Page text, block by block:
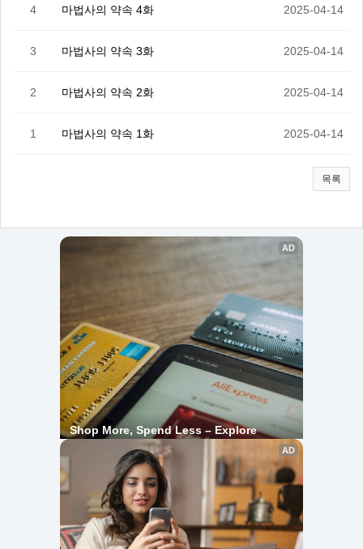
4 마법사의 약속 4화 2025-04-14
3 마법사의 약속 3화 2025-04-14
2 마법사의 약속 2화 2025-04-14
1 마법사의 약속 1화 2025-04-14
목록